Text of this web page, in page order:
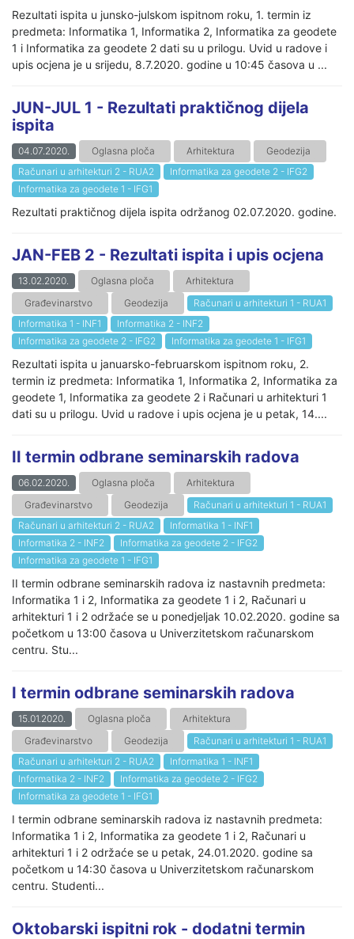
Rezultati ispita u junsko-julskom ispitnom roku, 1. termin iz
predmeta: Informatika 1, Informatika 2, Informatika za geodete
1 i Informatika za geodete 2 dati su u prilogu. Uvid u radove i
upis ocjena je u srijedu, 8.7.2020. godine u 10:45 časova u ...
JUN-JUL 1 - Rezultati praktičnog dijela
ispita
04.07.2020. Oglasna ploča Arhitektura
Geodezija
Računari u arhitekturi 2 - RUA2
Informatika za geodete 2 - IFG2
Informatika za geodete 1 - IFG1
Rezultati praktičnog dijela ispita održanog 02.07.2020. godine.
JAN-FEB 2 - Rezultati ispita i upis ocjena
13.02.2020. Oglasna ploča
Arhitektura
Građevinarstvo
Geodezija
Računari u arhitekturi 1 - RUA1
Informatika 1 - INF1
Informatika 2 - INF2
Informatika za geodete 2 - IFG2
Informatika za geodete 1 - IFG1
Rezultati ispita u januarsko-februarskom ispitnom roku, 2.
termin iz predmeta: Informatika 1, Informatika 2, Informatika za
geodete 1, Informatika za geodete 2 i Računari u arhitekturi 1
dati su u prilogu. Uvid u radove i upis ocjena je u petak, 14....
II termin odbrane seminarskih radova
06.02.2020. Oglasna ploča
Arhitektura
Građevinarstvo
Geodezija
Računari u arhitekturi 1 - RUA1
Računari u arhitekturi 2 - RUA2
Informatika 1 - INF1
Informatika 2 - INF2
Informatika za geodete 2 - IFG2
Informatika za geodete 1 - IFG1
II termin odbrane seminarskih radova iz nastavnih predmeta:
Informatika 1 i 2, Informatika za geodete 1 i 2, Računari u
arhitekturi 1 i 2 održaće se u ponedjeljak 10.02.2020. godine sa
početkom u 13:00 časova u Univerzitetskom računarskom
centru. Stu...
I termin odbrane seminarskih radova
15.01.2020. Oglasna ploča
Arhitektura
Građevinarstvo
Geodezija
Računari u arhitekturi 1 - RUA1
Računari u arhitekturi 2 - RUA2
Informatika 1 - INF1
Informatika 2 - INF2
Informatika za geodete 2 - IFG2
Informatika za geodete 1 - IFG1
I termin odbrane seminarskih radova iz nastavnih predmeta:
Informatika 1 i 2, Informatika za geodete 1 i 2, Računari u
arhitekturi 1 i 2 održaće se u petak, 24.01.2020. godine sa
početkom u 14:30 časova u Univerzitetskom računarskom
centru. Studenti...
Oktobarski ispitni rok - dodatni termin